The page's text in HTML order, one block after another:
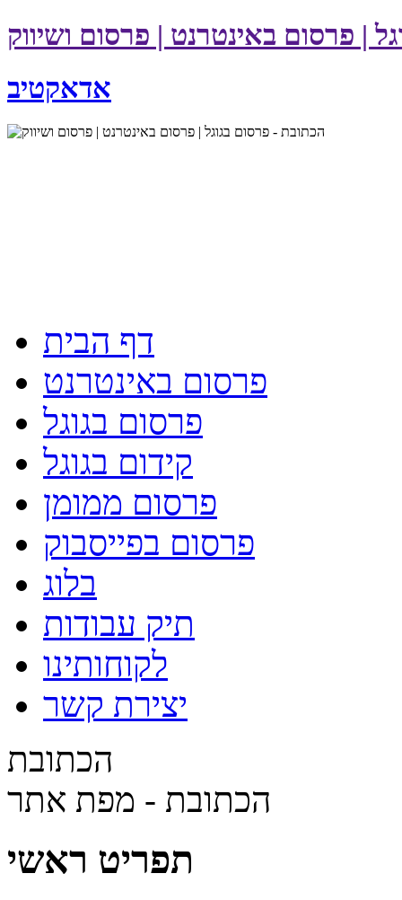
| פרסום באינטרנט | פרסום ושיווק
אדאקטיב
דף הבית
פרסום באינטרנט
פרסום בגוגל
קידום בגוגל
פרסום ממומן
פרסום בפייסבוק
בלוג
תיק עבודות
לקוחותינו
יצירת קשר
הכתובת
הכתובת - מפת אתר
תפריט ראשי